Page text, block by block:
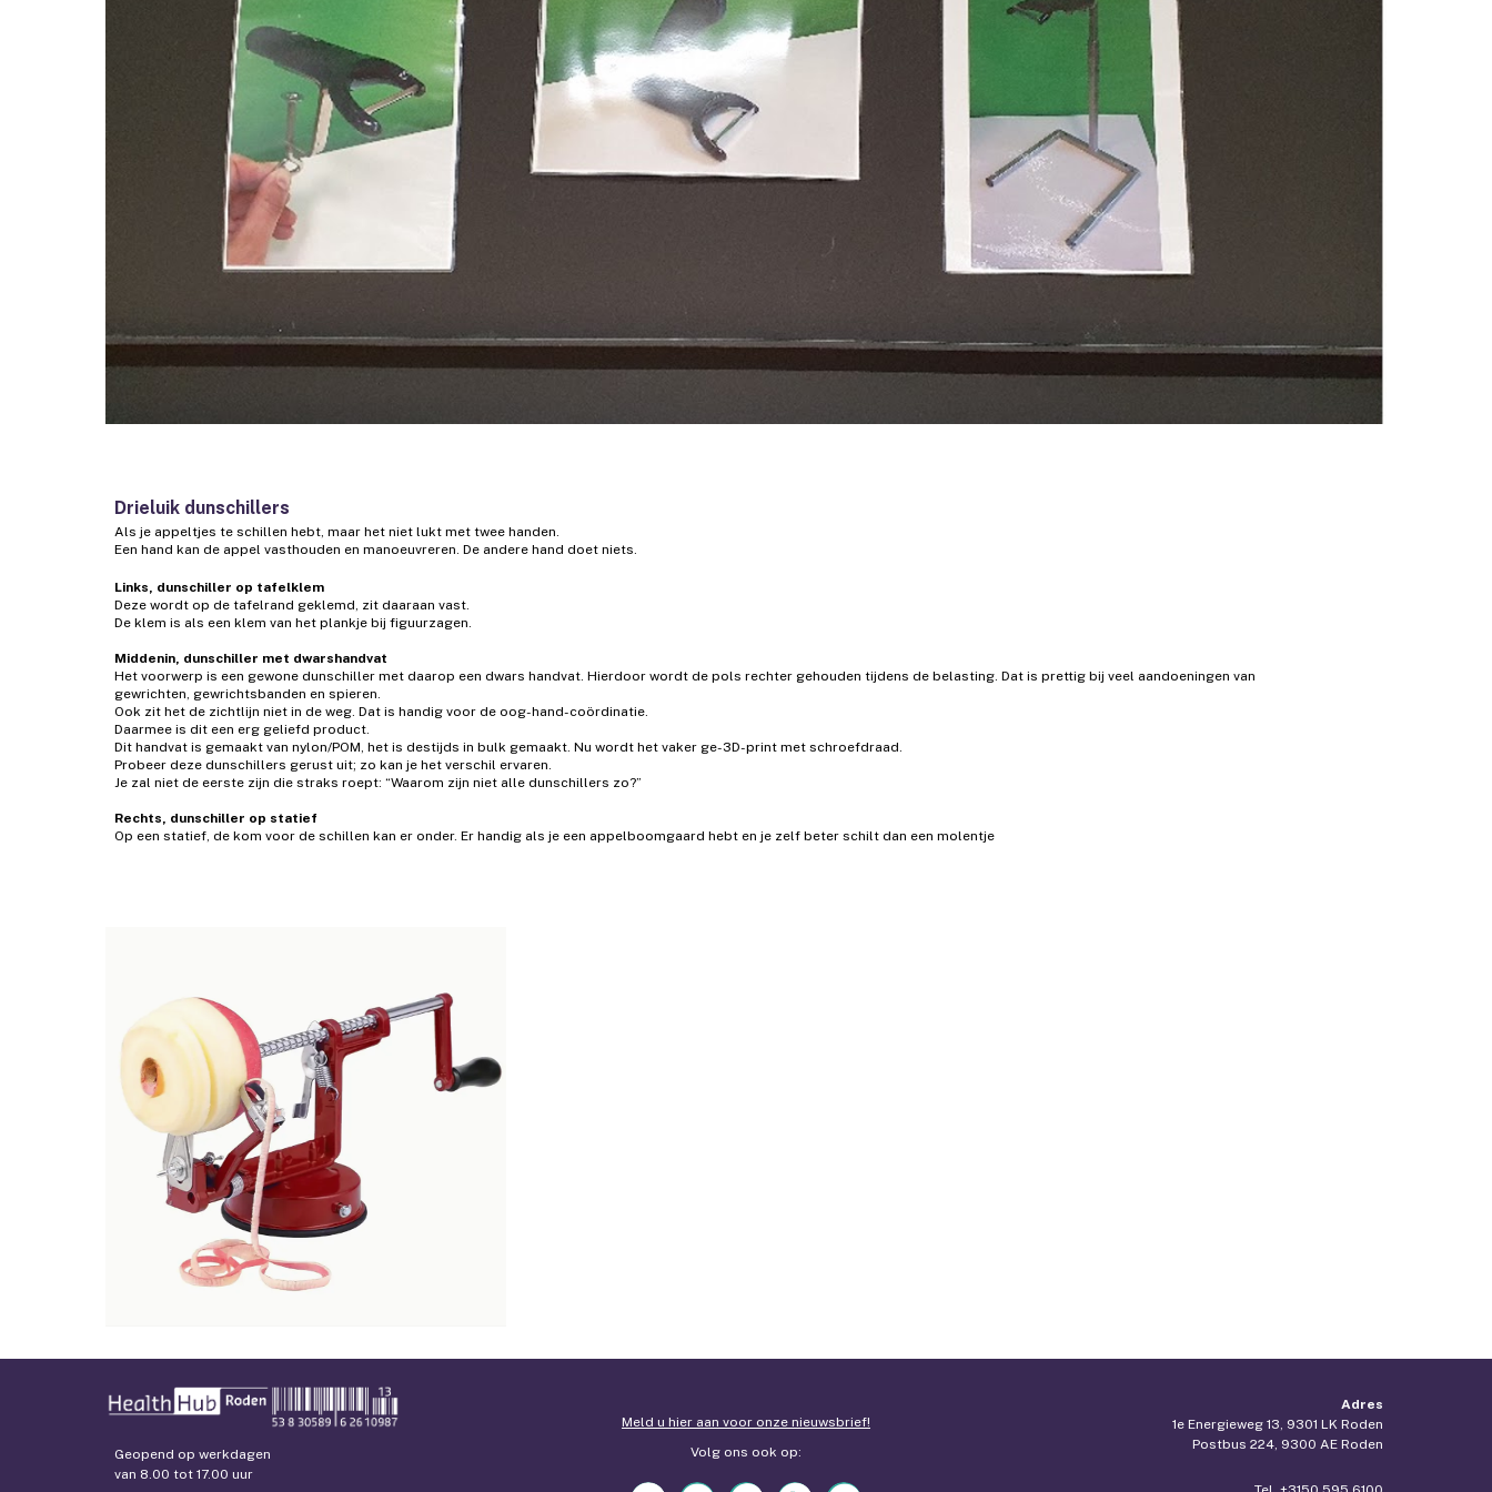
Drieluik dunschillers
Als je appeltjes te schillen hebt, maar het niet lukt met twee handen.
Een hand kan de appel vasthouden en manoeuvreren. De andere hand doet niets.
Links, dunschiller op tafelklem
Deze wordt op de tafelrand geklemd, zit daaraan vast.
De klem is als een klem van het plankje bij figuurzagen.
Middenin, dunschiller met dwarshandvat
Het voorwerp is een gewone dunschiller met daarop een dwars handvat. Hierdoor wordt de pols rechter gehouden tijdens de belasting. Dat is prettig bij veel aandoeningen van
gewrichten, gewrichtsbanden en spieren.
Ook zit het de zichtlijn niet in de weg. Dat is handig voor de oog-hand-coördinatie.
Daarmee is dit een erg geliefd product.
Dit handvat is gemaakt van nylon/POM, het is destijds in bulk gemaakt. Nu wordt het vaker ge-3D-print met schroefdraad.
Probeer deze dunschillers gerust uit; zo kan je het verschil ervaren.
Je zal niet de eerste zijn die straks roept: “Waarom zijn niet alle dunschillers zo?”
Rechts, dunschiller op statief
Op een statief, de kom voor de schillen kan er onder. Er handig als je een appelboomgaard hebt en je zelf beter schilt dan een molentje
Geopend op werkdagen
van 8.00 tot 17.00 uur
Meld u hier aan voor onze nieuwsbrief!
Volg ons ook op:
Adres
1e Energieweg 13, 9301 LK Roden
Postbus 224, 9300 AE Roden